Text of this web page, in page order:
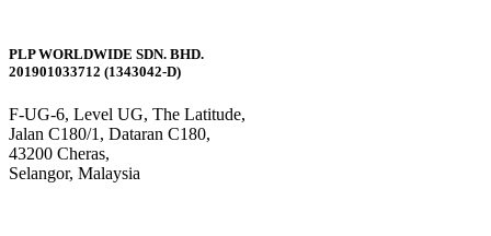
PLP WORLDWIDE SDN. BHD.
201901033712 (1343042-D)
F-UG-6, Level UG, The Latitude,
Jalan C180/1, Dataran C180,
43200 Cheras,
Selangor, Malaysia